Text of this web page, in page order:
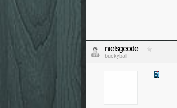
nielsgeode
buckyball!